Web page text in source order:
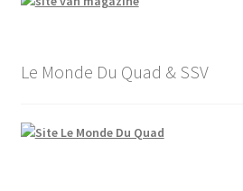
Le Monde Du Quad & SSV